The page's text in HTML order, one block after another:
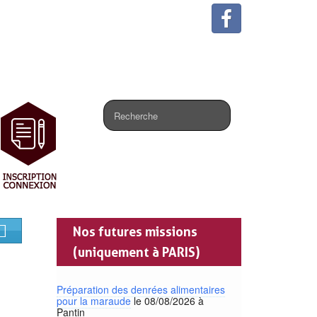
Nos futures missions
(uniquement à PARIS)
Préparation des denrées alimentaires
pour la maraudele 08/08/2026 à
Pantin